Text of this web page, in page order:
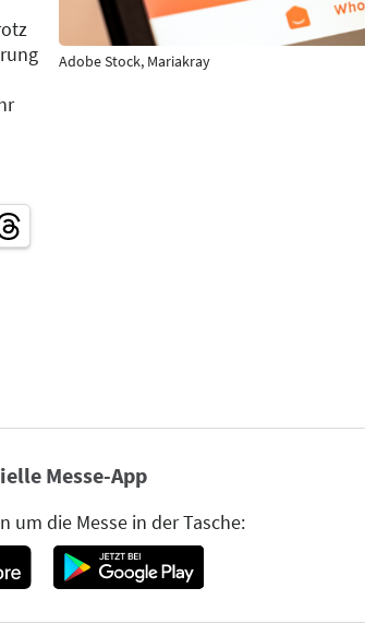
Adobe Stock, Mariakray
Messe-App
um die Messe in der Tasche: